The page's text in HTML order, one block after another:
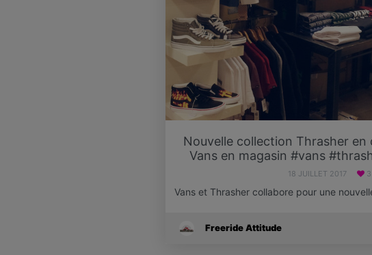
‪Nouvelle collection Thrasher en
Vans en magasin #vans
18 JUILLET 2017 3
Vans et Thrasher collabore pour une
Freeride Attitude